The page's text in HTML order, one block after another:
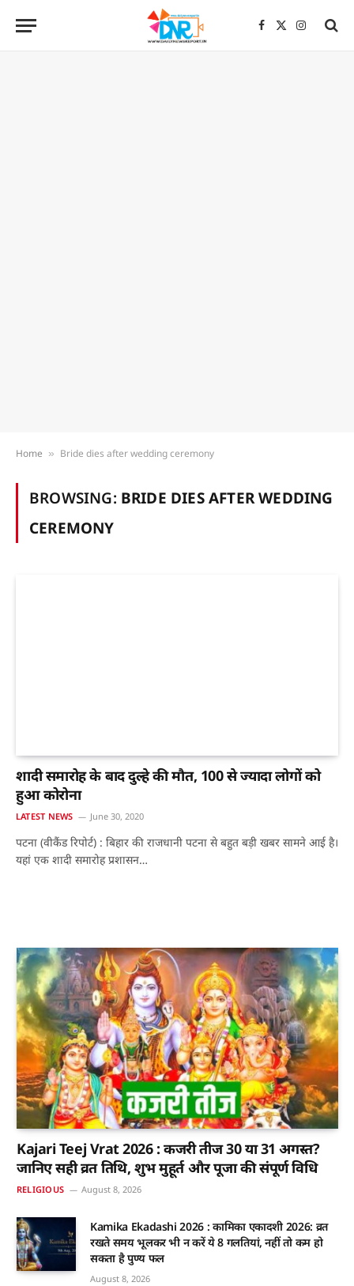
Facebook
X
Home » Bride dies after wedding ceremony
BROWSING: BRIDE DIES AFTER WEDDING
CEREMONY
शादी समारोह के बाद दुल्हे की मौत, 100 से ज्यादा लोगों को
हुआ कोरोना
LATEST NEWS June 30, 2020
पटना (वीकैंड रिपोर्ट) : बिहार की राजधानी पटना से बहुत बड़ी खबर सामने आई है।
यहां एक शादी समारोह प्रशासन…
Kajari Teej Vrat 2026 : कजरी तीज 30 या 31 अगस्त?
जानिए सही व्रत तिथि, शुभ मुहूर्त और पूजा की संपूर्ण विधि
RELIGIOUS August 8, 2026
Kamika Ekadashi 2026 : कामिका एकादशी 2026: व्रत
रखते समय भूलकर भी न करें ये 8 गलतियां, नहीं तो कम हो
सकता है पुण्य फल
August 8, 2026